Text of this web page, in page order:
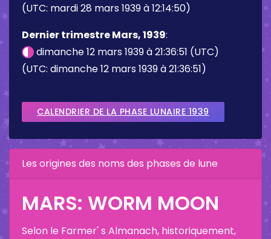
(UTC: mardi 28 mars 1939 à 12:14:50)
Dernier trimestre Mars, 1939:
dimanche 12 mars 1939 à 21:36:51 (UTC)
(UTC: dimanche 12 mars 1939 à 21:36:51)
CALENDRIER DE LA PHASE LUNAIRE 1939
Les origines des noms des phases de lune
MARS: WORM MOON
Selon le Farmer' s Almanach, historiquement,